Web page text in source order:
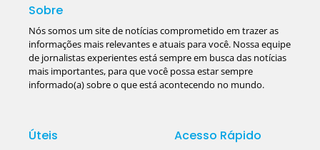
Sobre
Nós somos um site de notícias comprometido em trazer as
informações mais relevantes e atuais para você. Nossa equipe
de jornalistas experientes está sempre em busca das notícias
mais importantes, para que você possa estar sempre
informado(a) sobre o que está acontecendo no mundo.
Úteis Acesso Rápido